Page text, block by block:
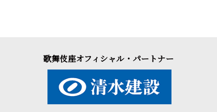
歌舞伎座オフィシャル・パートナー